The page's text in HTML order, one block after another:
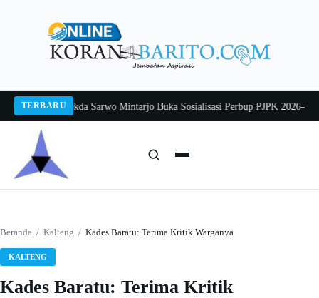
TERBARU
2026Pj Sekda Sarwo Mintarjo Buka Sosialisasi Perbup PJPK 2026–2030
Beranda / Kalteng / Kades Baratu: Terima Kritik Warganya
KALTENG
Kades Baratu: Terima Kritik